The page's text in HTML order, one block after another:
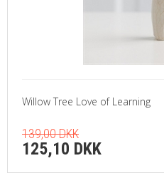
Willow Tree Love of Learning
139,00 DKK
125,10 DKK